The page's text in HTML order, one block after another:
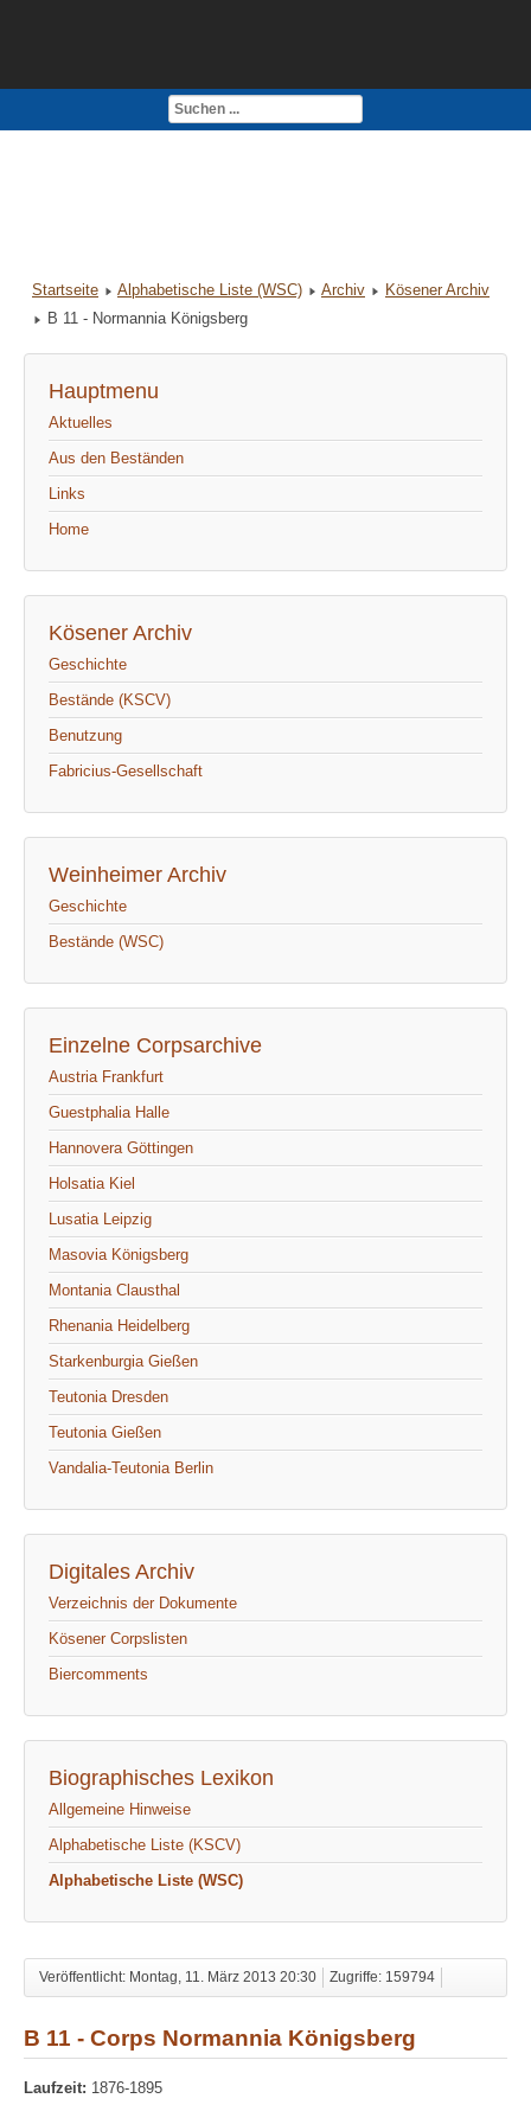
Impressum
Startseite Alphabetische Liste (WSC) Archiv
Kösener Archiv
B 11 - Normannia Königsberg
Hauptmenu
Aktuelles
Aus den Beständen
Links
Home
Kösener Archiv
Geschichte
Bestände (KSCV)
Benutzung
Fabricius-Gesellschaft
Weinheimer Archiv
Geschichte
Bestände (WSC)
Einzelne Corpsarchive
Austria Frankfurt
Guestphalia Halle
Hannovera Göttingen
Holsatia Kiel
Lusatia Leipzig
Masovia Königsberg
Montania Clausthal
Rhenania Heidelberg
Starkenburgia Gießen
Teutonia Dresden
Teutonia Gießen
Vandalia-Teutonia Berlin
Digitales Archiv
Verzeichnis der Dokumente
Kösener Corpslisten
Biercomments
Biographisches Lexikon
Allgemeine Hinweise
Alphabetische Liste (KSCV)
Alphabetische Liste (WSC)
Veröffentlicht: Montag, 11. März 2013 20:30 Zugriffe: 159794
B 11 - Corps Normannia Königsberg
Laufzeit: 1876-1895